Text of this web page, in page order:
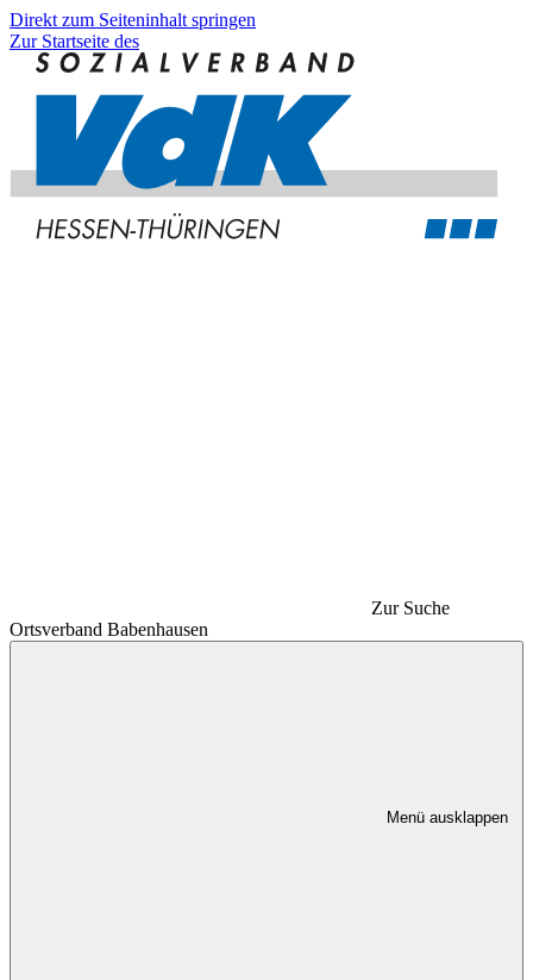
Direkt zum Seiteninhalt springen
Zur Startseite des
Zur Suche
Ortsverband Babenhausen
Menü ausklappen